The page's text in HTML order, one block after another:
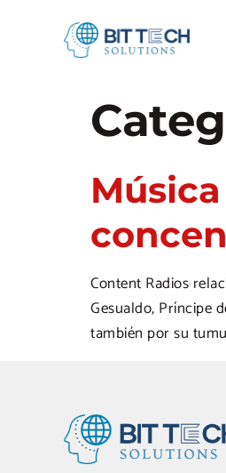
Content Radios
Gesualdo, Príncipe
también por su